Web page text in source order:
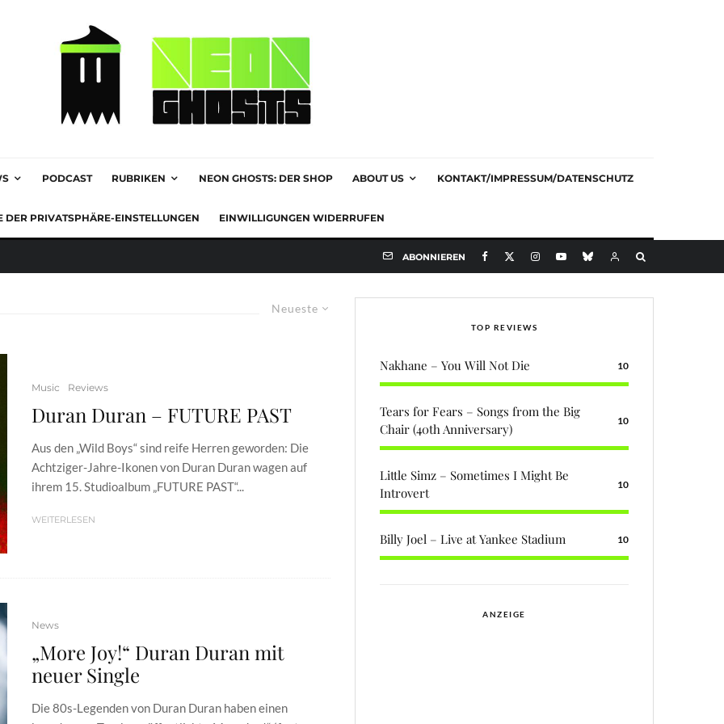
PODCAST RUBRIKEN NEON GHOSTS: DER SHOP ABOUT US KONTAKT/IMPRESSUM/DATENSCHUTZ
DER PRIVATSPHÄRE-EINSTELLUNGEN EINWILLIGUNGEN WIDERRUFEN
ABONNIEREN
Neueste
Music Reviews
Duran Duran – FUTURE PAST
Aus den „Wild Boys“ sind reife Herren geworden: Die
Achtziger-Jahre-Ikonen von Duran Duran wagen auf
ihrem 15. Studioalbum „FUTURE PAST“...
WEITERLESEN
News
„More Joy!“ Duran Duran mit
neuer Single
Die 80s-Legenden von Duran Duran haben einen
TOP REVIEWS
Nakhane – You Will Not Die 10
Tears for Fears – Songs from the Big
Chair (40th Anniversary)
10
Little Simz – Sometimes I Might Be
Introvert
10
Billy Joel – Live at Yankee Stadium 10
ANZEIGE